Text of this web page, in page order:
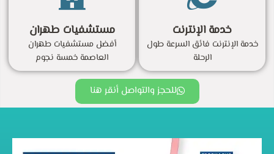
خدمة الإنترنت
خدمة الإنترنت فائق السرعة طول
الرحلة
مستشفيات طهران
أفضل مستشفيات طهران
العاصمة خمسة نجوم
للحجز والتواصل أنقر هنا